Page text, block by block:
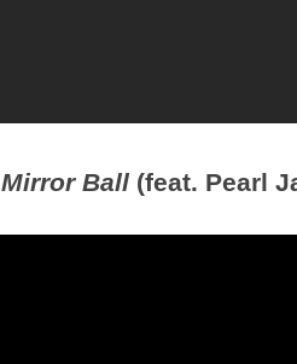
Mirror Ball (feat. Pearl